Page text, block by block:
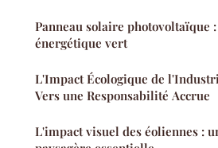
Panneau solaire photovoltaïque
énergétique vert
L'Impact Écologique de
Vers une Responsabilité Accrue
L'impact visuel des éoliennes :